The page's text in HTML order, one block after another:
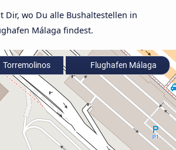
Dir, wo Du alle Bushaltestellen in
Málaga findest.
Torremolinos Flughafen Málaga